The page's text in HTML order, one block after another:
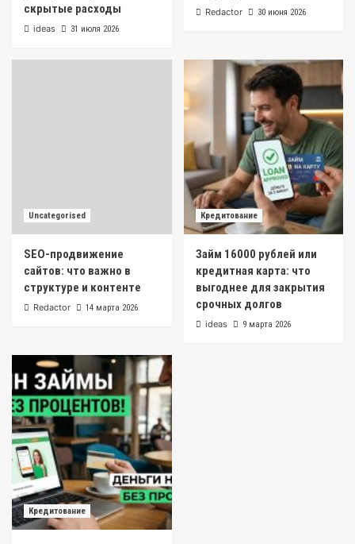
скрытые расходы
ideas 31 июля 2026
Redactor 30 июня 2026
Uncategorised
SEO-продвижение
сайтов: что важно в
структуре и контенте
Redactor 14 марта 2026
Кредитование
Займ 16000 рублей или
кредитная карта: что
выгоднее для закрытия
срочных долгов
ideas 9 марта 2026
Кредитование